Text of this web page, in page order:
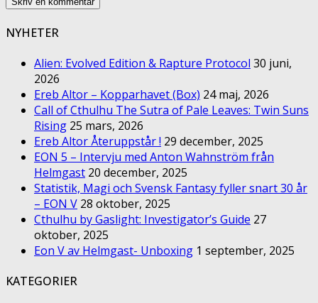
NYHETER
Alien: Evolved Edition & Rapture Protocol 30 juni,
2026
Ereb Altor – Kopparhavet (Box) 24 maj, 2026
Call of Cthulhu The Sutra of Pale Leaves: Twin Suns
Rising 25 mars, 2026
Ereb Altor Återuppstår ! 29 december, 2025
EON 5 – Intervju med Anton Wahnström från
Helmgast 20 december, 2025
Statistik, Magi och Svensk Fantasy fyller snart 30 år
– EON V 28 oktober, 2025
Cthulhu by Gaslight: Investigator’s Guide 27
oktober, 2025
Eon V av Helmgast- Unboxing 1 september, 2025
KATEGORIER